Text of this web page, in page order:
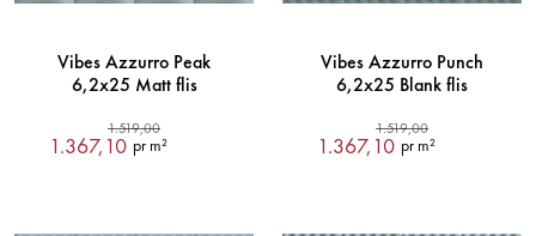
Vibes Azzurro Peak
6,2x25 Matt flis
1.519,00
1.367,10 pr m²
Vibes Azzurro Punch
6,2x25 Blank flis
1.519,00
1.367,10 pr m²